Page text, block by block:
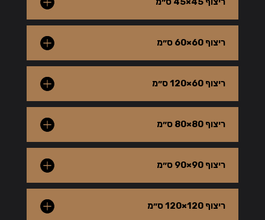
ריצוף 60×60 ס״מ
ריצוף 60×120 ס״מ
ריצוף 80×80 ס״מ
ריצוף 90×90 ס״מ
ריצוף 120×120 ס״מ